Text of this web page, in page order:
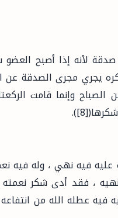
لأنه إذا أصبح العضو
يجري مجرى الصدقة عن
وإنما قامت
فيه نهي ، وله فيه
، فقد أدى شكر
فيه عطله الله من